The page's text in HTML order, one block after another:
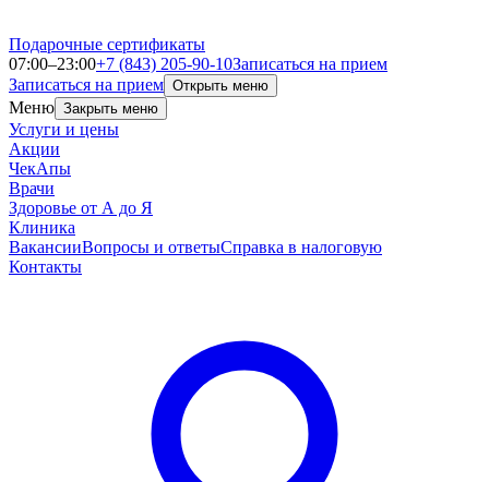
Подарочные сертификаты
07:00–23:00+7 (843) 205-90-10Записаться на прием
Записаться на прием Открыть меню
Меню Закрыть меню
Услуги и цены
Акции
ЧекАпы
Врачи
Здоровье от А до Я
Клиника
ВакансииВопросы и ответыСправка в налоговую
Контакты